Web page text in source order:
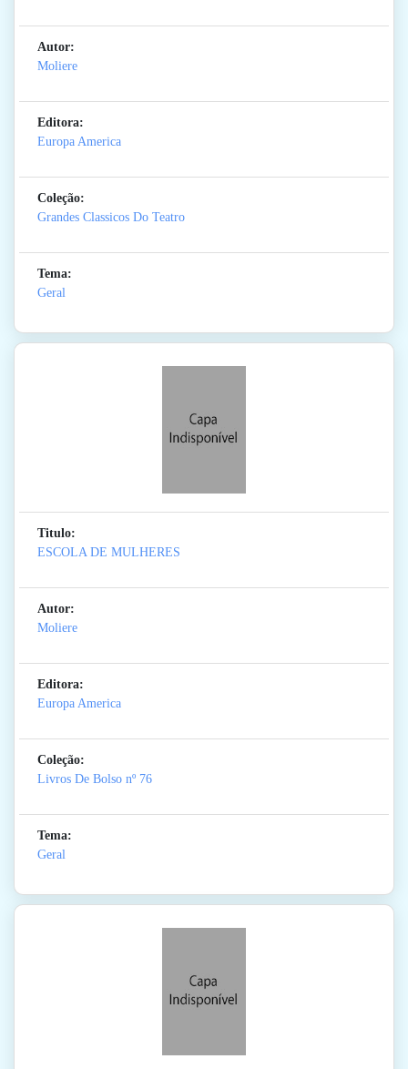
Autor:
Moliere
Editora:
Europa America
Coleção:
Grandes Classicos Do Teatro
Tema:
Geral
Titulo:
ESCOLA DE MULHERES
Autor:
Moliere
Editora:
Europa America
Coleção:
Livros De Bolso nº 76
Tema:
Geral